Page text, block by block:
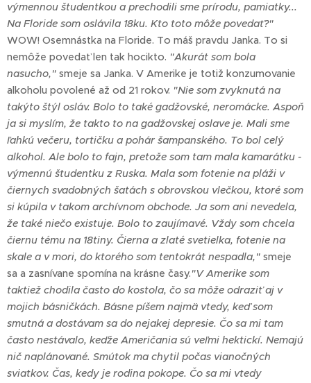
výmennou študentkou a prechodili sme prírodu, pamiatky...
Na Floride som oslávila 18ku. Kto toto môže povedať?"
WOW! Osemnástka na Floride. To máš pravdu Janka. To si
nemôže povedať len tak hocikto. "Akurát som bola
nasucho," smeje sa Janka. V Amerike je totiž konzumovanie
alkoholu povolené až od 21 rokov. "Nie som zvyknutá na
takýto štýl osláv. Bolo to také gadžovské, neromácke. Aspoň
ja si myslím, že takto to na gadžovskej oslave je. Mali sme
ľahkú večeru, tortičku a pohár šampanského. To bol celý
alkohol. Ale bolo to fajn, pretože som tam mala kamarátku -
výmennú študentku z Ruska. Mala som fotenie na pláži v
čiernych svadobných šatách s obrovskou vlečkou, ktoré som
si kúpila v takom archívnom obchode. Ja som ani nevedela,
že také niečo existuje. Bolo to zaujímavé. Vždy som chcela
čiernu tému na 18tiny. Čierna a zlaté svetielka, fotenie na
skale a v mori, do ktorého som tentokrát nespadla," smeje
sa a zasnívane spomína na krásne časy."V Amerike som
taktiež chodila často do kostola, čo sa môže odraziť aj v
mojich básničkách. Básne píšem najmä vtedy, keď som
smutná a dostávam sa do nejakej depresie. Čo sa mi tam
často nestávalo, keďže Američania sú veľmi hektickí. Nemajú
nič naplánované. Smútok ma chytil počas vianočných
sviatkov. Čas, kedy je rodina pokope. Čo sa mi vtedy